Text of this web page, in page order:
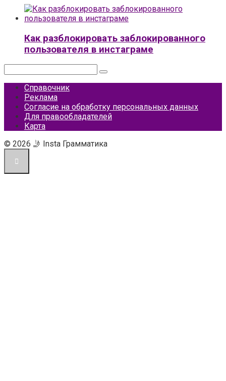
Как разблокировать заблокированного
пользователя в инстаграме
Справочник
Реклама
Согласие на обработку персональных данных
Для правообладателей
Карта
© 2026 🤳 Insta Грамматика